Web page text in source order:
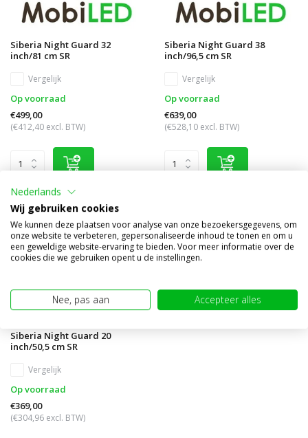
Siberia Night Guard 32
inch/81 cm SR
Vergelijk
Op voorraad
€499,00
(€412,40 excl. BTW)
Siberia Night Guard 38
inch/96,5 cm SR
Vergelijk
Op voorraad
€639,00
(€528,10 excl. BTW)
Siberia Night Guard 20
inch/50,5 cm SR
Vergelijk
Op voorraad
€369,00
(€304,96 excl. BTW)
Nederlands
Wij gebruiken cookies
We kunnen deze plaatsen voor analyse van onze bezoekersgegevens, om
onze website te verbeteren, gepersonaliseerde inhoud te tonen en om u
een geweldige website-ervaring te bieden. Voor meer informatie over de
cookies die we gebruiken opent u de instellingen.
Nee, pas aan Accepteer alles